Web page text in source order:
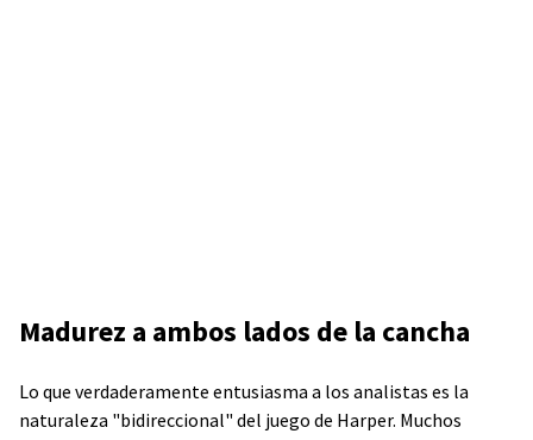
Madurez a ambos lados de la cancha
Lo que verdaderamente entusiasma a los analistas es la
naturaleza "bidireccional" del juego de Harper. Muchos